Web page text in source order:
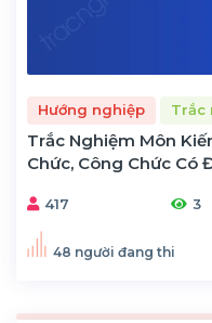
Hướng nghiệp Trắc
Trắc Nghiệm Môn
Chức, Công Chức Có
417 3
48 người đang thi